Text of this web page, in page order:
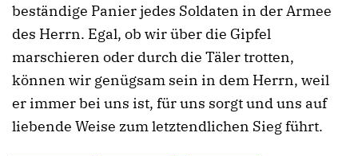
beständige Panier jedes Soldaten in der Armee
des Herrn. Egal, ob wir über die Gipfel
marschieren oder durch die Täler trotten,
können wir genügsam sein in dem Herrn, weil
er immer bei uns ist, für uns sorgt und uns auf
liebende Weise zum letztendlichen Sieg führt.